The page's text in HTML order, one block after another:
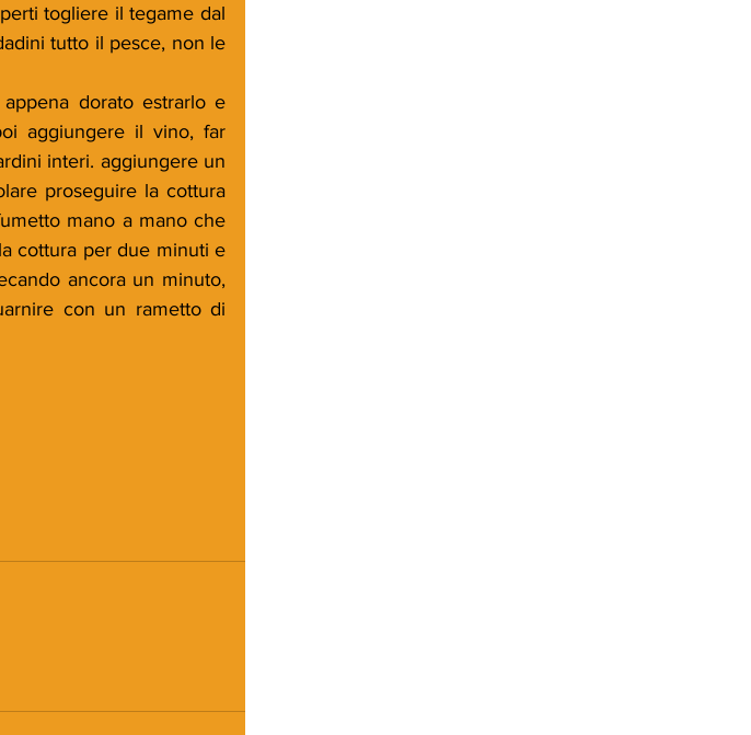
togliere il tegame dal
tutto il pesce, non le
dorato estrarlo e
aggiungere il vino, far
interi. aggiungere un
proseguire la cottura
mano a mano che
cottura per due minuti e
ancora un minuto,
con un rametto di